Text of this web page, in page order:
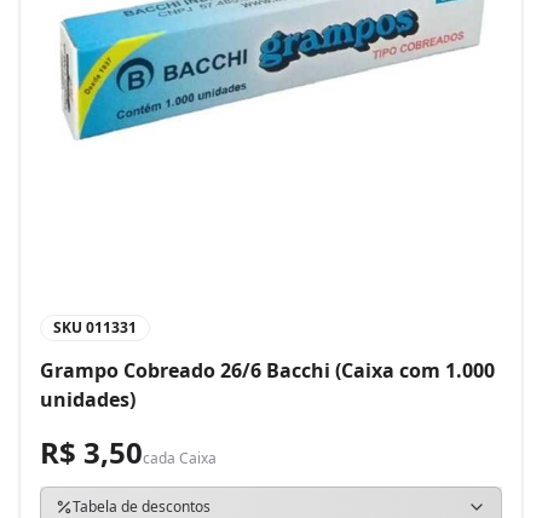
SKU 011331
Grampo Cobreado 26/6 Bacchi (Caixa com 1.000
unidades)
R$ 3,50cada Caixa
Tabela de descontos